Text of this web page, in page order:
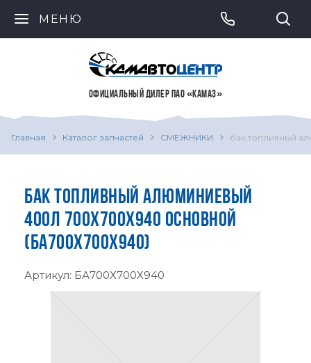
МЕНЮ
ОФИЦИАЛЬНЫЙ ДИЛЕР ПАО «КАМАЗ»
Главная Каталог запчастей СМЕЖНИКИ бак топливный
БАК ТОПЛИВНЫЙ АЛЮМИНИЕВЫЙ
400Л 700Х700Х940 ОСНОВНОЙ
(БА700Х700Х940)
Артикул: БА700Х700Х940